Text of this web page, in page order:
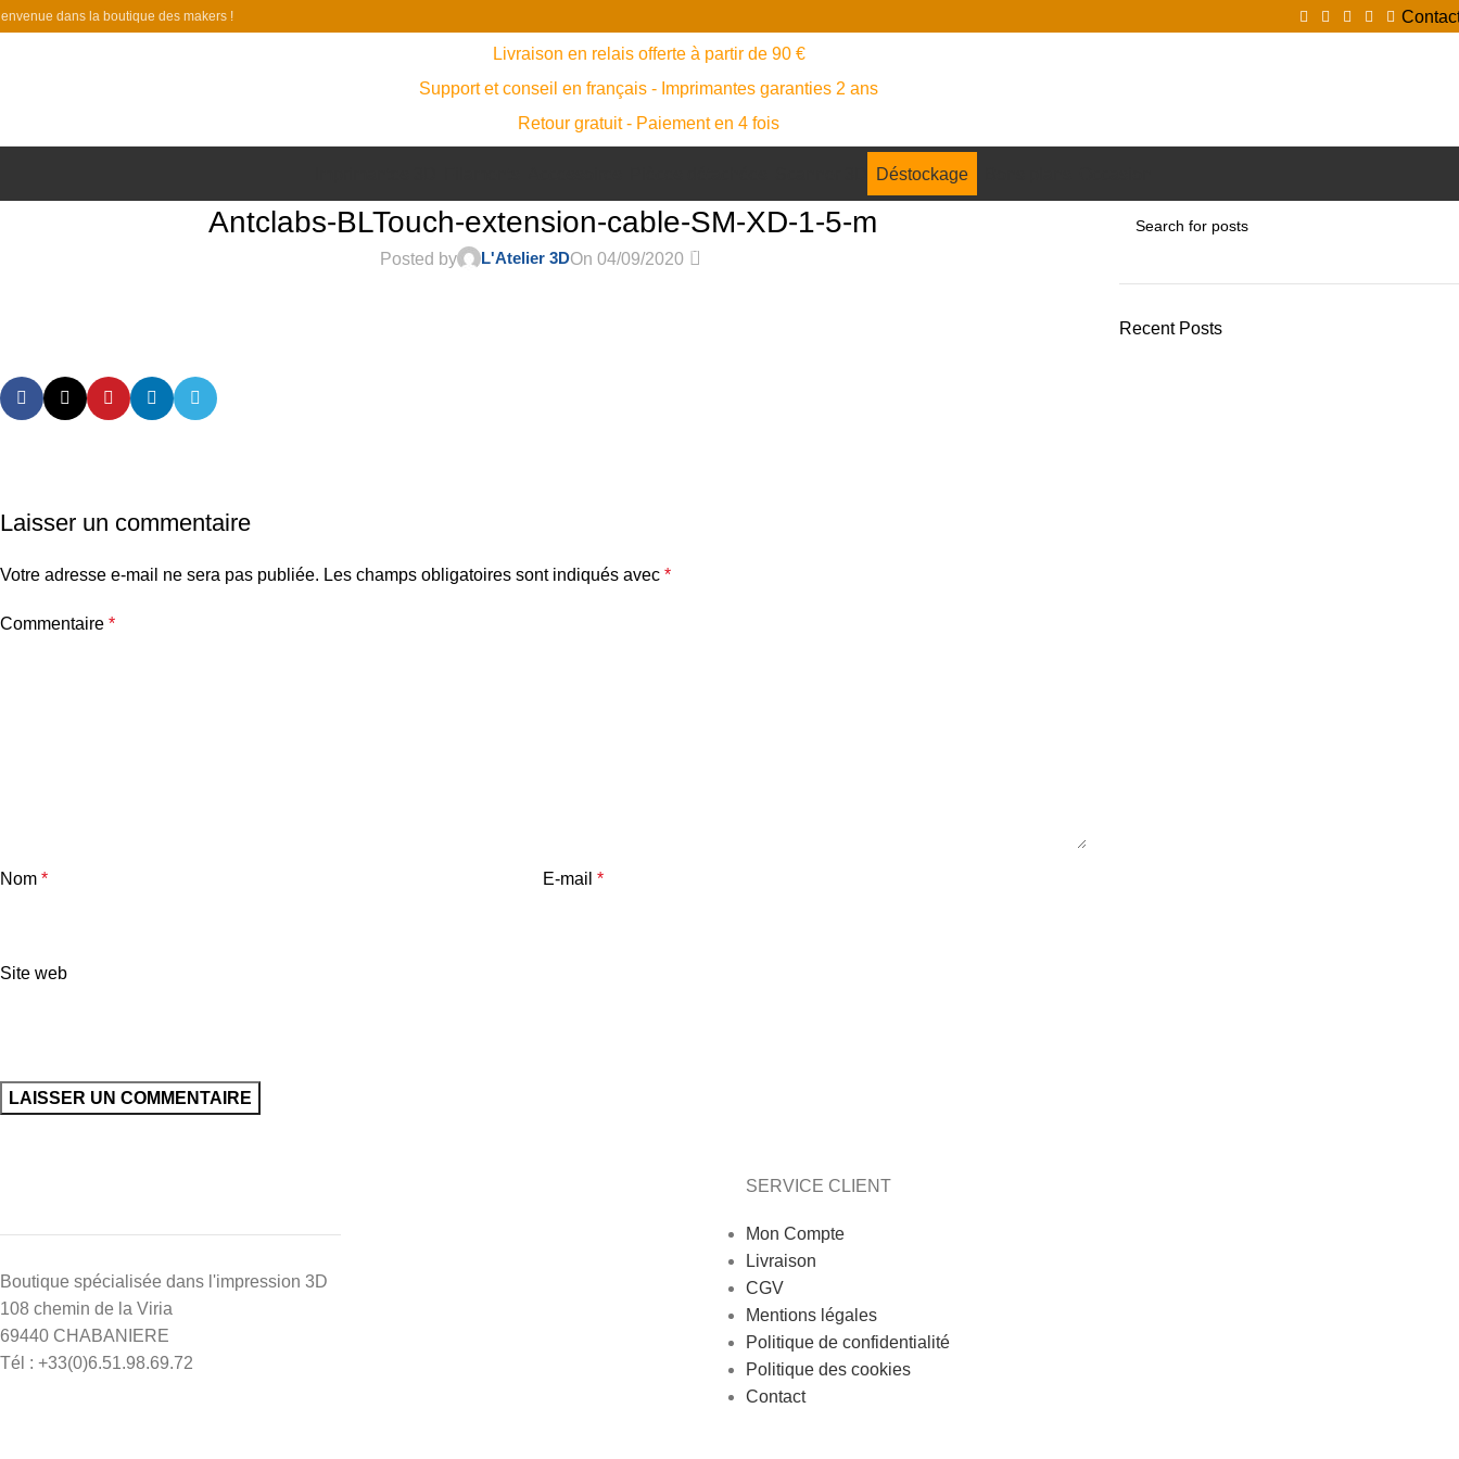
dans la boutique des makers !
Livraison en relais offerte à partir de 90 €
Support et conseil en français - Imprimantes garanties 2 ans
Retour gratuit - Paiement en 4 fois
Déstockage
Antclabs-BLTouch-extension-cable-SM-XD-1-5-m
Posted by L'Atelier 3DOn 04/09/2020 0
Laisser un commentaire
Votre adresse e-mail ne sera pas publiée. Les champs obligatoires sont indiqués avec *
Commentaire *
Nom * E-mail*
Site web
Recent Posts
Boutique spécialisée dans l'impression 3D
108 chemin de la Viria
69440 CHABANIERE
Tél : +33(0)6.51.98.69.72
SERVICE CLIENT
Mon Compte
Livraison
CGV
Mentions légales
Politique de confidentialité
Politique des cookies
Contact